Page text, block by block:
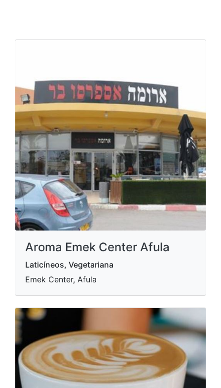
Aroma Emek Center Afula
Laticíneos, Vegetariana
Emek Center, Afula